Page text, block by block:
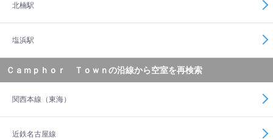
北楠駅
塩浜駅
Ｃａｍｐｈｏｒ Ｔｏｗｎの沿線から空室を再検索
関西本線（東海）
近鉄名古屋線